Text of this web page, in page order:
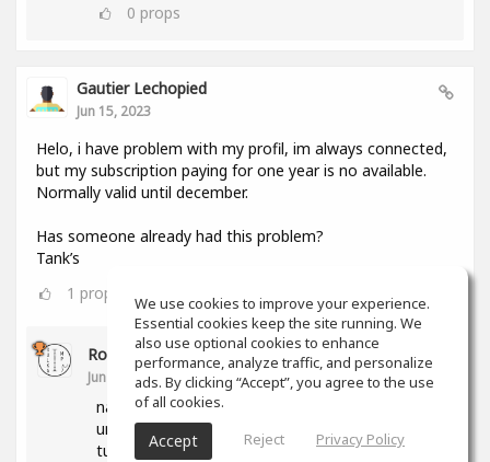
0 props
Gautier Lechopied
Jun 15, 2023
Helo, i have problem with my profil, im always connected,
but my subscription paying for one year is no available.
Normally valid until december.
Has someone already had this problem?
Tank’s
1 props
Romain Moser
Jun 15, 2023
nan deso mais va voir dans tes parametre y e
une section sur ton abonnement, peut etre que
tu trouveras l'info ici
We use cookies to improve your experience.
Essential cookies keep the site running. We
also use optional cookies to enhance
performance, analyze traffic, and personalize
ads. By clicking “Accept”, you agree to the use
of all cookies.
Accept Reject Privacy Policy